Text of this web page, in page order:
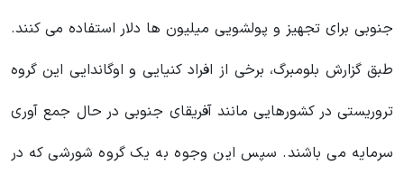
جنوبی برای تجهیز و پولشویی میلیون ها دلار استفاده می کنند.
طبق گزارش بلومبرگ، برخی از افراد کنیایی و اوگاندایی این گروه
تروریستی در کشورهایی مانند آفریقای جنوبی در حال جمع آوری
سرمایه می باشند. سپس این وجوه به یک گروه شورشی که در